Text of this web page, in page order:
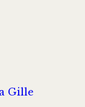
Gille